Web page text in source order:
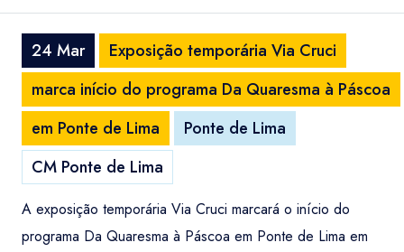
24 Mar
Exposição temporária Via Cruci
marca início do programa Da Quaresma à Páscoa
em Ponte de Lima
Ponte de Lima
CM Ponte de Lima
A exposição temporária Via Cruci marcará o início do
programa Da Quaresma à Páscoa em Ponte de Lima em